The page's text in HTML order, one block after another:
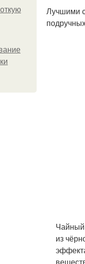
Лучшими
Чайный
из